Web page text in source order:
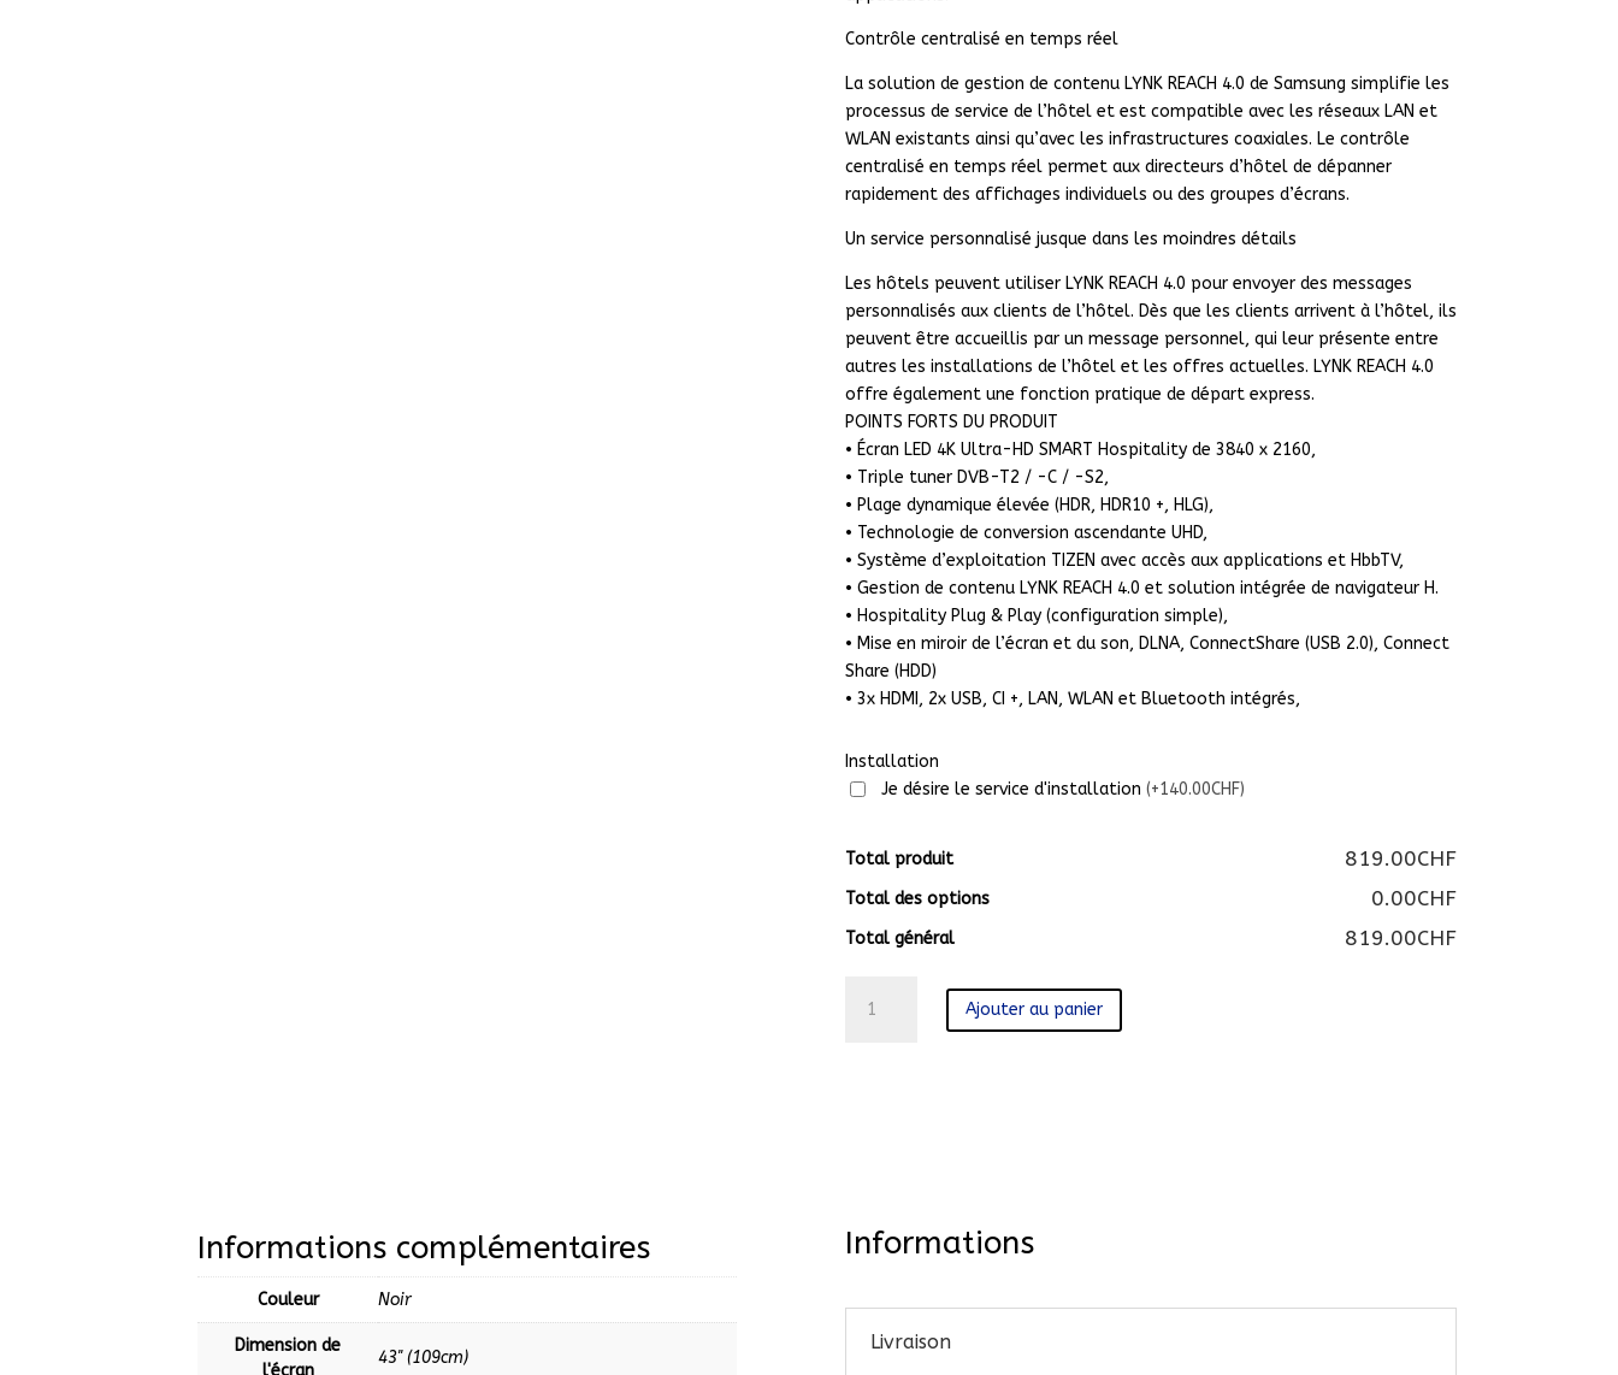
Contrôle centralisé en temps réel
La solution de gestion de contenu LYNK REACH 4.0 de Samsung simplifie les
processus de service de l’hôtel et est compatible avec les réseaux LAN et
WLAN existants ainsi qu’avec les infrastructures coaxiales. Le contrôle
centralisé en temps réel permet aux directeurs d’hôtel de dépanner
rapidement des affichages individuels ou des groupes d’écrans.
Un service personnalisé jusque dans les moindres détails
Les hôtels peuvent utiliser LYNK REACH 4.0 pour envoyer des messages
personnalisés aux clients de l’hôtel. Dès que les clients arrivent à l’hôtel, ils
peuvent être accueillis par un message personnel, qui leur présente entre
autres les installations de l’hôtel et les offres actuelles. LYNK REACH 4.0
offre également une fonction pratique de départ express.
POINTS FORTS DU PRODUIT
• Écran LED 4K Ultra-HD SMART Hospitality de 3840 x 2160,
• Triple tuner DVB-T2 / -C / -S2,
• Plage dynamique élevée (HDR, HDR10 +, HLG),
• Technologie de conversion ascendante UHD,
• Système d’exploitation TIZEN avec accès aux applications et HbbTV,
• Gestion de contenu LYNK REACH 4.0 et solution intégrée de navigateur H.
• Hospitality Plug & Play (configuration simple),
• Mise en miroir de l’écran et du son, DLNA, ConnectShare (USB 2.0), Connect
Share (HDD)
• 3x HDMI, 2x USB, CI +, LAN, WLAN et Bluetooth intégrés,
Installation
Je désire le service d'installation (+140.00CHF)
Total produit 819.00CHF
Total des options 0.00CHF
Total général 819.00CHF
Ajouter au panier
Informations complémentaires
Couleur Noir
Dimension de
l'écran
43'' (109cm)
Informations
Livraison